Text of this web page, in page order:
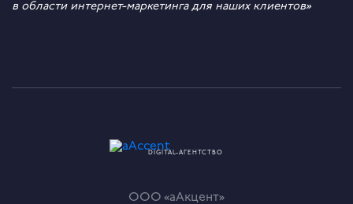
в области интернет-маркетинга для наших клиентов»
DIGITAL-АГЕНТСТВО
ООО «аАкцент»